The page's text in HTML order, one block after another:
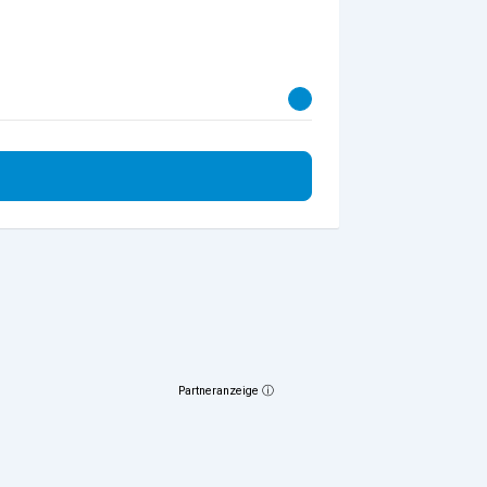
Partneranzeige ⓘ